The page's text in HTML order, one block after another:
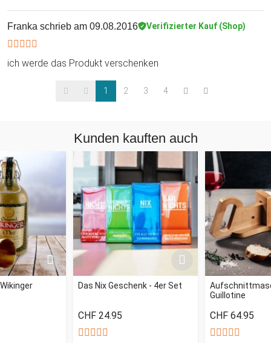
Franka schrieb am 09.08.2016 Verifizierter Kauf (Shop)
ich werde das Produkt verschenken
1 2 3 4
Kunden kauften auch
Das Nix Geschenk - 4er Set
CHF 24.95
Guillotine
CHF 64.95